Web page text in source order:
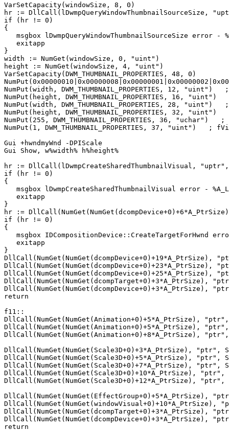
VarSetCapacity(windowSize, 8, 0)
hr :=
if (hr != 0)
{
msgbox lDwmpQueryWindowThumbnailSourceSize error -
   exitapp
}
width := NumGet(windowSize, 0, "uint")
height := NumGet(windowSize, 4, "uint")
VarSetCapacity(DWM_THUMBNAIL_PROPERTIES, 48, 0)
NumPut(width, DWM_THUMBNAIL_PROPERTIES, 12,
NumPut(height, DWM_THUMBNAIL_PROPERTIES, 16, "uint")
NumPut(width, DWM_THUMBNAIL_PROPERTIES, 28, "uint")
NumPut(height, DWM_THUMBNAIL_PROPERTIES, 32, "uint")
NumPut(255, DWM_THUMBNAIL_PROPERTIES, 36, "uchar")
NumPut(1, DWM_THUMBNAIL_PROPERTIES, 37, "uint")   ;
Gui +hwndmyWnd -DPIScale
Gui Show, w%width% h%height%
hr := DllCall(lDwmpCreateSharedThumbnailVisual,
if (hr != 0)
{
msgbox lDwmpCreateSharedThumbnailVisual error -
   exitapp
}
hr :=
if (hr != 0)
{
msgbox IDCompositionDevice::CreateTargetForHwnd
   exitapp
}
DllCall(NumGet(NumGet(dcompDevice+0)+3*A_PtrSize),
return
f11::
DllCall(NumGet(NumGet(Animation+0)+8*A_PtrSize),
DllCall(NumGet(NumGet(Scale3D+0)+3*A_PtrSize),
DllCall(NumGet(NumGet(Scale3D+0)+5*A_PtrSize),
DllCall(NumGet(NumGet(Scale3D+0)+7*A_PtrSize),
DllCall(NumGet(NumGet(Scale3D+0)+10*A_PtrSize),
DllCall(NumGet(NumGet(Scale3D+0)+12*A_PtrSize),
DllCall(NumGet(NumGet(EffectGroup+0)+5*A_PtrSize),
DllCall(NumGet(NumGet(dcompDevice+0)+3*A_PtrSize),
return